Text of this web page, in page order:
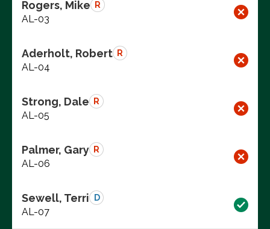
Rogers, Mike R
AL-03
Aderholt, Robert R
AL-04
Strong, Dale R
AL-05
Palmer, Gary R
AL-06
Sewell, Terri D
AL-07